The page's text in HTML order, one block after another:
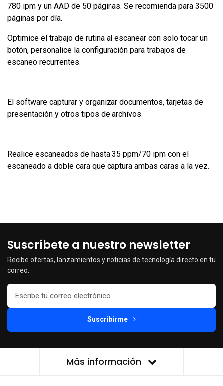
780 ipm y un AAD de 50 páginas. Se recomienda para 3500
páginas por día.
Optimice el trabajo de rutina al escanear con solo tocar un
botón, personalice la configuración para trabajos de
escaneo recurrentes
El software capturar y organizar documentos, tarjetas de
presentación y otros tipos de archivos
Realice escaneados de hasta 35 ppm/70 ipm con el
escaneado a doble cara que captura ambas caras a la vez
Suscríbete a nuestro newsletter
Recibe ofertas, lanzamientos y noticias de tecnología directo en tu
correo.
Suscribirme
Más información